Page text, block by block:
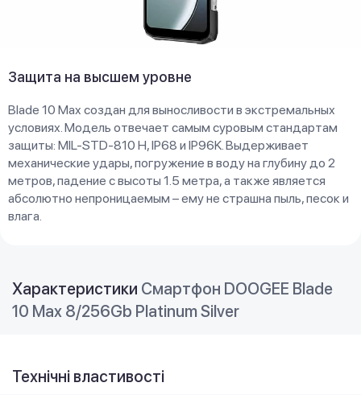
Защита на высшем уровне
Blade 10 Max создан для выносливости в экстремальных
условиях. Модель отвечает самым суровым стандартам
защиты: MIL-STD-810 H, IP68 и IP96K. Выдерживает
механические удары, погружение в воду на глубину до 2
метров, падение с высоты 1.5 метра, а также является
абсолютно непроницаемым – ему не страшна пыль, песок и
влага.
Характеристики Смартфон DOOGEE Blade
10 Max 8/256Gb Platinum Silver
Технічні властивості